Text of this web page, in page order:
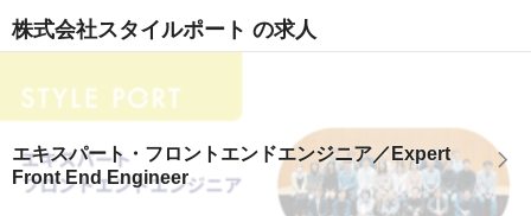
株式会社スタイルポート の求人
エキスパート・フロントエンドエンジニア／Expert
Front End Engineer